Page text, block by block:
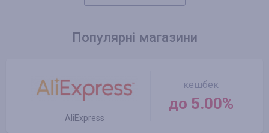
Популярні магазини
AliExpress
кешбек
до 5.00%